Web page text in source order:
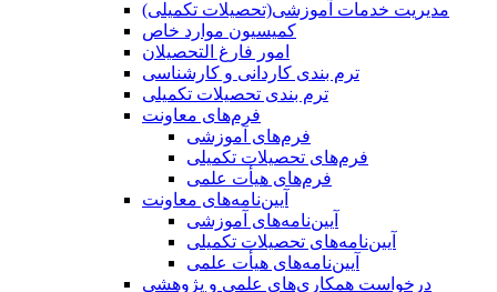
مدیریت خدمات آموزشی(تحصیلات تکمیلی)
کمیسیون موارد خاص
امور فارغ التحصیلان
ترم بندی کاردانی و کارشناسی
ترم بندی تحصیلات تکمیلی
فرم‌های معاونت
فرم‌های آموزشی
فرم‌های تحصیلات تکمیلی
فرم‌های هیأت علمی
آیین‌نامه‌های معاونت
آیین‌نامه‌های آموزشی
آیین‌نامه‌های تحصیلات تکمیلی
آیین‌نامه‌های هیأت علمی
درخواست همکاری‌های علمی و پژوهشی